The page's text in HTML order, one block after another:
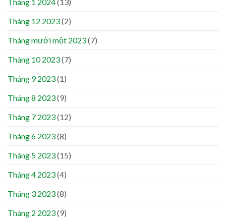
Tháng 12 2023(2)
Tháng mười một 2023(7)
Tháng 10 2023(7)
Tháng 9 2023(1)
Tháng 8 2023(9)
Tháng 7 2023(12)
Tháng 6 2023(8)
Tháng 5 2023(15)
Tháng 4 2023(4)
Tháng 3 2023(8)
Tháng 2 2023(9)